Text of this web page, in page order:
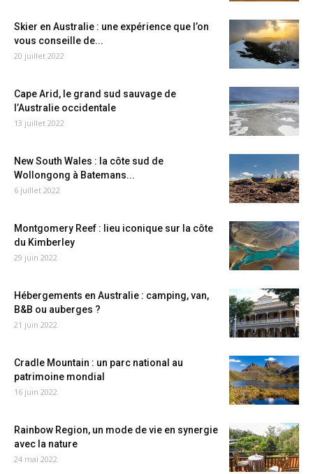
Skier en Australie : une expérience que l’on
vous conseille de...
20 juillet 2022
Cape Arid, le grand sud sauvage de
l’Australie occidentale
13 juillet 2022
New South Wales : la côte sud de
Wollongong à Batemans...
6 juillet 2022
Montgomery Reef : lieu iconique sur la côte
du Kimberley
29 juin 2022
Hébergements en Australie : camping, van,
B&B ou auberges ?
21 juin 2022
Cradle Mountain : un parc national au
patrimoine mondial
16 juin 2022
Rainbow Region, un mode de vie en synergie
avec la nature
24 mai 2022